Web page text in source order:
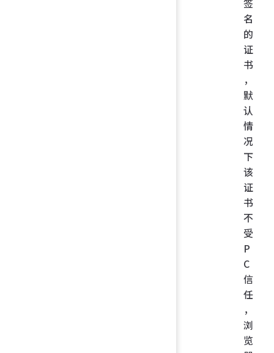
签
名
的
证
书
，
默
认
情
况
下
该
证
书
不
受
P
C
信
任
，
浏
览